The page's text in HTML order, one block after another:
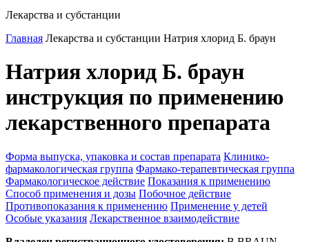
Лекарства и субстанции
Главная Лекарства и субстанции Натрия хлорид Б. браун
Натрия хлорид Б. браун
инструкция по применению
лекарственного препарата
Форма выпуска, упаковка и состав препарата Клинико-
фармакологическая группа Фармако-терапевтическая группа
Фармакологическое действие Показания к применению
Способ применения и дозы Побочное действие
Противопоказания к применению Применение у детей
Особые указания Лекарственное взаимодействие